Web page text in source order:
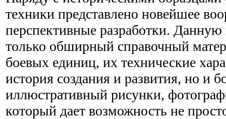
техники представлено новейшее
перспективные разработки. Данную
только обширный справочный
боевых единиц, их технические
история создания и развития, но и
иллюстративный рисунки,
который дает возможность не